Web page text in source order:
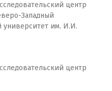
центр
Западный
университет им. И.И.
центр